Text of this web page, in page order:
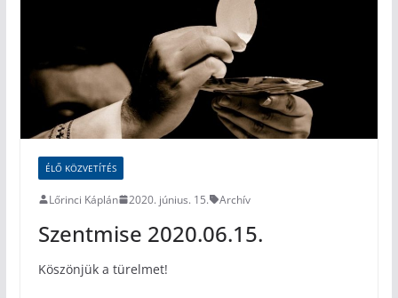
ÉLŐ KÖZVETÍTÉS
Lőrinci Káplán 2020. június. 15. Archív
Szentmise 2020.06.15.
Köszönjük a türelmet!